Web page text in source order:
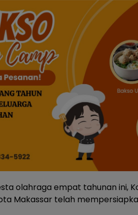
olahraga empat tahunan ini,
Makassar telah